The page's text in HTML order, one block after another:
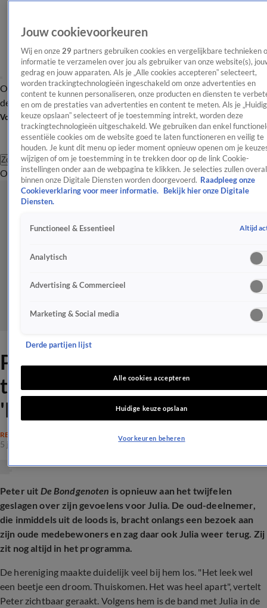
OverzichtAfleveringen Entertainment TV Algemeen
Tip
de redactieNieuwsbrief
Volg Shownieuws
Zoeken
OverzichtEntertainmentSpraakmakendRealityCrimeVideo's
Peter uit De Bondgenoten
twijfelt over relatie met Julia:
'Ben in de war'
REALITY
5 juli 2026, 22:20
Peter uit De Bondgenoten is opnieuw aan het twijfelen
geslagen over zijn gevoelens voor Julia. De oud-deelnemer,
die inmiddels uit de loods is, bracht onlangs een bezoek aan
zijn oude medebewoners en zag daar ook Julia weer terug. Zij
zit nog altijd in het programma.
De hereniging maakte duidelijk veel bij hem los. "Het leek wel
een beetje een droom. Thuiskomen. Het was heel apart", vertelt
Peter zichtbaar geraakt. Volgens hem is de band met Julia in de
Jouw cookievoorkeuren
Wij en onze 29 partners gebruiken cookies en vergelijkbare technieken
informatie te verzamelen over jou als gebruiker van onze website(s),
gedrag en jouw apparaten. Als je „Alle cookies accepteren” selecteert,
worden trackingtechnologieën ingeschakeld om onze advertenties en
content te kunnen personaliseren, onze producten en diensten te
en om de prestaties van advertenties en content te meten. Als je
keuze opslaan” selecteert of je toestemming intrekt, worden deze
trackingtechnologieën uitgeschakeld. We gebruiken dan enkel
essentiële cookies om de website goed te laten functioneren en veilig te
houden. Je kunt dit menu op ieder moment opnieuw openen om je
wijzigen of om je toestemming in te trekken door op de link Cookie-
instellingen onder aan de webpagina te klikken. Je selecties zullen overal
binnen onze Digitale Diensten worden doorgevoerd. Raadpleeg onze
Cookieverklaring voor meer informatie.
Bekijk hier onze Digitale
Diensten.
Functioneel & Essentieel Altijd
Analytisch
Advertising & Commercieel
Marketing & Social media
Derde partijen lijst
Alle cookies accepteren
Huidige keuze opslaan
Voorkeuren beheren